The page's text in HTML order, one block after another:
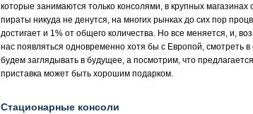
которые занимаются только консолями, в крупных
пираты никуда не денутся, на многих рынках до сих пор
достигает и 1% от общего количества. Но все меняется, и,
нас появляться одновременно хотя бы с Европой, смотреть
будем заглядывать в будущее, а посмотрим, что
приставка может быть хорошим подарком.
Стационарные консоли